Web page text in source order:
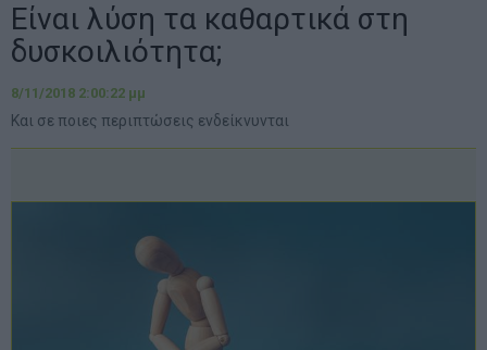
Είναι λύση τα καθαρτικά στη
δυσκοιλιότητα;
8/11/2018 2:00:22 μμ
Και σε ποιες περιπτώσεις ενδείκνυνται